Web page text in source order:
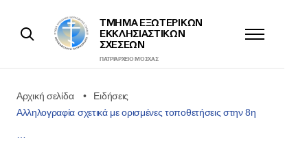
ΤΜΉΜΑ ΕΞΩΤΕΡΙΚΩΝ
ΕΚΚΛΗΣΙΑΣΤΙΚΩΝ
ΣΧΈΣΕΩΝ
ΠΑΤΡΙΑΡΧΕΊΟ ΜΌΣΧΑΣ
Αρχική σελίδα
Ειδήσεις
Αλληλογραφία σχετικά με ορισμένες τοποθετήσεις στην 8η